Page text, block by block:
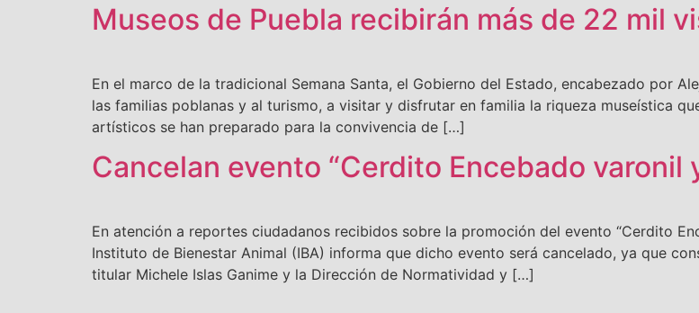
Museos de Puebla recibirán más de 22 mil
En el marco de la tradicional Semana Santa, el Gobierno del Estado, encabezado por
las familias poblanas y al turismo, a visitar y disfrutar en familia la riqueza museística
artísticos se han preparado para la convivencia de […]
Cancelan evento “Cerdito Encebado varonil
En atención a reportes ciudadanos recibidos sobre la promoción del evento “Cerdito
Instituto de Bienestar Animal (IBA) informa que dicho evento será cancelado, ya que
titular Michele Islas Ganime y la Dirección de Normatividad y […]